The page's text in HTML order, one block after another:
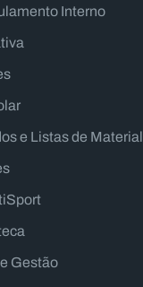
Interno
e Listas de Material
Gestão